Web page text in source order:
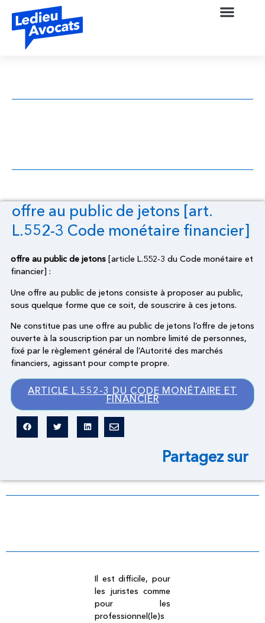
offre au public de jetons [art.
L.552-3 Code monétaire financier]
offre au public de jetons [article L.552-3 du Code monétaire et
financier] :
Une offre au public de jetons consiste à proposer au public,
sous quelque forme que ce soit, de souscrire à ces jetons.
Ne constitue pas une offre au public de jetons l’offre de jetons
ouverte à la souscription par un nombre limité de personnes,
fixé par le règlement général de l’Autorité des marchés
financiers, agissant pour compte propre.
ARTICLE L.552-3 DU CODE MONÉTAIRE ET
FINANCIER
Partagez sur
Il est difficile, pour
les juristes comme
pour les
professionnel(le)s